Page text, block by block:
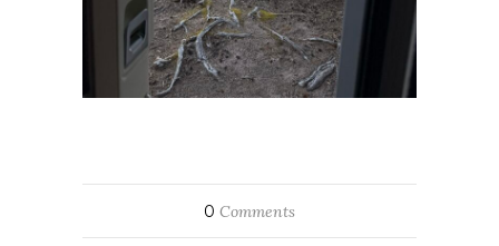
0 Comments